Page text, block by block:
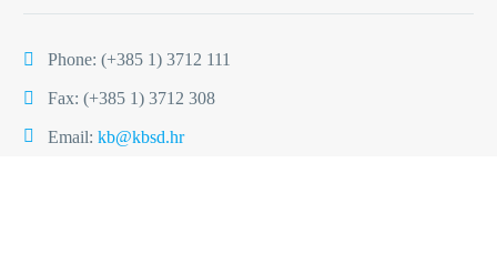
Phone: (+385 1) 3712 111
Fax: (+385 1) 3712 308
Email: kb@kbsd.hr